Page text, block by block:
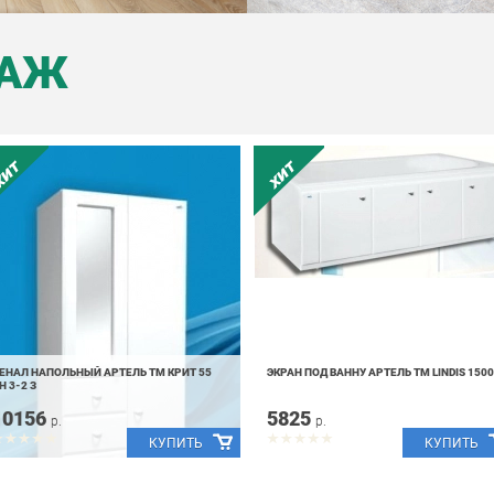
НАПОЛЬНЫЙ АРТЕЛЬ ТМ КРИТ 55
3-2 З
р.
ЭКРАН ПОД ВАННУ АРТЕЛЬ ТМ LINDIS 1500
5825 р.